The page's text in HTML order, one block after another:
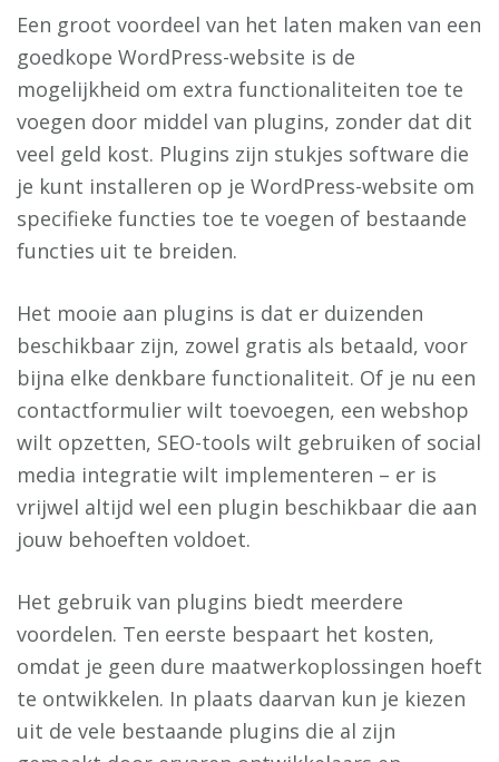
Een groot voordeel van het laten maken van een
goedkope WordPress-website is de
mogelijkheid om extra functionaliteiten toe te
voegen door middel van plugins, zonder dat dit
veel geld kost. Plugins zijn stukjes software die
je kunt installeren op je WordPress-website om
specifieke functies toe te voegen of bestaande
functies uit te breiden.
Het mooie aan plugins is dat er duizenden
beschikbaar zijn, zowel gratis als betaald, voor
bijna elke denkbare functionaliteit. Of je nu een
contactformulier wilt toevoegen, een webshop
wilt opzetten, SEO-tools wilt gebruiken of social
media integratie wilt implementeren – er is
vrijwel altijd wel een plugin beschikbaar die aan
jouw behoeften voldoet.
Het gebruik van plugins biedt meerdere
voordelen. Ten eerste bespaart het kosten,
omdat je geen dure maatwerkoplossingen hoeft
te ontwikkelen. In plaats daarvan kun je kiezen
uit de vele bestaande plugins die al zijn